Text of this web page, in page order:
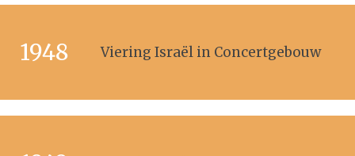
1948 Viering Israël in Concertgebouw